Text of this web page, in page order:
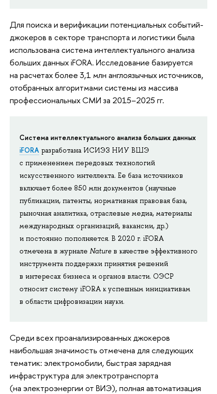
Для поиска и верификации потенциальных событий-
джокеров в секторе транспорта и логистики была
использована система интеллектуального анализа
больших данных iFORA. Исследование базируется
на расчетах более 3,1 млн англоязычных источников,
отобранных алгоритмами системы из массива
профессиональных СМИ за 2015–2025 гг.
Система интеллектуального анализа больших данных
iFORA разработана ИСИЭЗ НИУ ВШЭ
с применением передовых технологий
искусственного интеллекта. Ее база источников
включает более 850 млн документов (научные
публикации, патенты, нормативная правовая база,
рыночная аналитика, отраслевые медиа, материалы
международных организаций, вакансии, др.)
и постоянно пополняется. В 2020 г. iFORA
отмечена в журнале Nature в качестве эффективного
инструмента поддержки принятия решений
в интересах бизнеса и органов власти. ОЭСР
относит систему iFORA к успешным инициативам
в области цифровизации науки.
Среди всех проанализированных джокеров
наибольшая значимость отмечена для следующих
тематик: электромобили, быстрая зарядная
инфраструктура для электротранспорта
(на электроэнергии от ВИЭ), полная автоматизация